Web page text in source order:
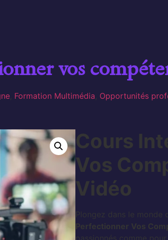
vos
Formation Multimédia Opportunités
Cours
Vos
Vidéo
Plongez dans le
Perfectionner Vos